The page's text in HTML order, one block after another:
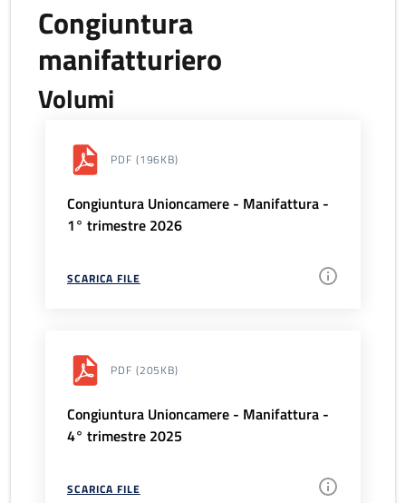
Congiuntura
manifatturiero
Volumi
PDF (196KB)
Congiuntura Unioncamere - Manifattura -
1° trimestre 2026
SCARICA FILE
PDF (205KB)
Congiuntura Unioncamere - Manifattura -
4° trimestre 2025
SCARICA FILE